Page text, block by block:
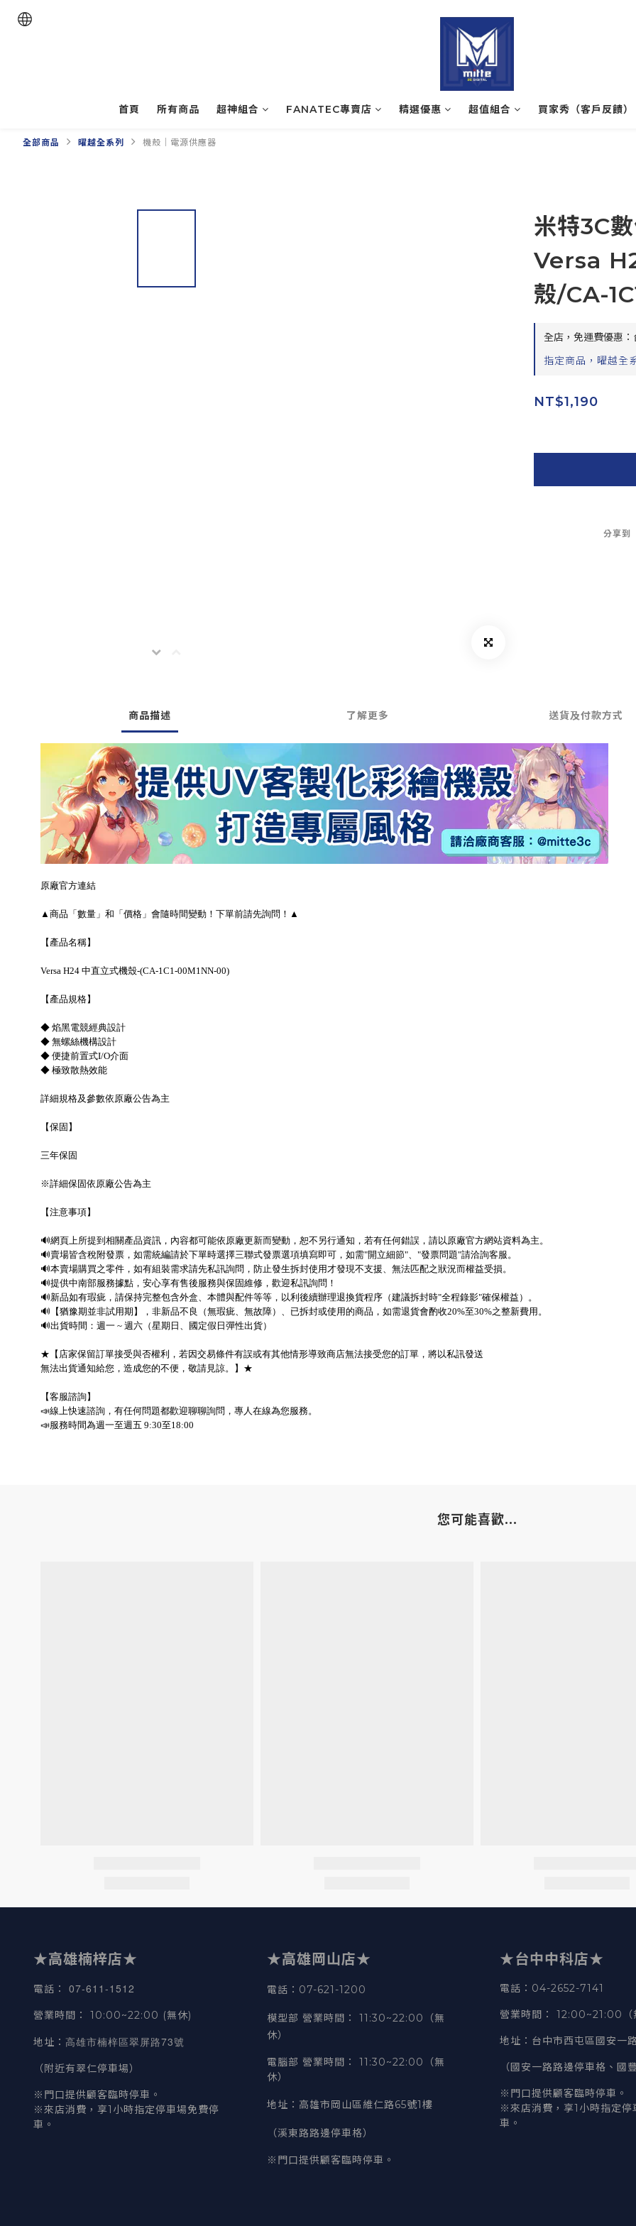
首頁 所有商品 超神組合 FANATEC專賣店 精選優惠 超值組合 買家秀（客戶反饋）
全部商品 曜越全系列 機殼｜電源供應器
米特3C
Versa
殼/CA-
全店，免運費優惠
指定商品，曜越全
NT$1,190
分享到
商品描述 了解更多 送貨及付款方式
原廠官方連結
▲商品「數量」和「價格」會隨時間變動！下單前請先詢問！▲
【產品名稱】
Versa H24 中直立式機殼-(CA-1C1-00M1NN-00)
【產品規格】
◆ 焰黑電競經典設計
◆ 無螺絲機構設計
◆ 便捷前置式I/O介面
◆ 極致散熱效能
詳細規格及參數依原廠公告為主
【保固】
三年保固
※詳細保固依原廠公告為主
【注意事項】
🔊網頁上所提到相關產品資訊，內容都可能依原廠更新而變動，恕不另行通知，若有任何錯誤，請以原廠官方網站資料為主。
🔊賣場皆含稅附發票，如需統編請於下單時選擇三聯式發票選項填寫即可，如需"開立細節"、"發票問題"請洽詢客服。
🔊本賣場購買之零件，如有組裝需求請先私訊詢問，防止發生拆封使用才發現不支援、無法匹配之狀況而權益受損。
🔊提供中南部服務據點，安心享有售後服務與保固維修，歡迎私訊詢問！
🔊新品如有瑕疵，請保持完整包含外盒、本體與配件等等，以利後續辦理退換貨程序（建議拆封時"全程錄影"確保權益）。
🔊【猶豫期並非試用期】，非新品不良（無瑕疵、無故障）、已拆封或使用的商品，如需退貨會酌收20%至30%之整新費用。
🔊出貨時間：週一 ~ 週六（星期日、國定假日彈性出貨）
★【店家保留訂單接受與否權利，若因交易條件有誤或有其他情形導致商店無法接受您的訂單，將以私訊發送
無法出貨通知給您，造成您的不便，敬請見諒。】★
【客服諮詢】
📣線上快速諮詢，有任何問題都歡迎聊聊詢問，專人在線為您服務。
📣服務時間為週一至週五 9:30至18:00
您可能喜歡...
★高雄楠梓店★
電話 ： 07-611-1512
營業時間 ： 10:00~22:00 (無休)
地址 ： 高雄市楠梓區翠屏路73號
（附近有翠仁停車場）
※門口提供顧客臨時停車。
※來店消費，享1小時指定停車場免費停
車。
★高雄岡山店★
電話：07-621-1200
模型部 營業時間 ：
11:30~22:00（無
休）
電腦部 營業時間 ：
11:30~22:00（無
休）
地址 ： 高雄市岡山區維仁路65號1樓
（溪東路路邊停車格）
※門口提供顧客臨時停車。
★台中中科店★
電話 ：04-2652-7141
營業時間 ： 12:00~21:00（
地址 ：台中市西屯區國安一
（國安一路路邊停車格、國
※門口提供顧客臨時停車。
※來店消費，享1小時指定停
車。